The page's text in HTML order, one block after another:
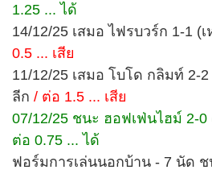
1.25 ... ได้
14/12/25 เสมอ ไฟรบวร์ก 1-1 (
0.5 ... เสีย
11/12/25 เสมอ โบโด กลิมท์ 2-
ลีก / ต่อ 1.5 ... เสีย
07/12/25 ชนะ ฮอฟเฟ่นไฮม์ 2-0
ต่อ 0.75 ... ได้
ฟอร์มการเล่นนอกบ้าน - 7 นัด ช